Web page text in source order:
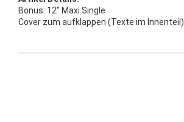
Bonus: 12" Maxi Single
Cover zum aufklappen (Texte im Innenteil)